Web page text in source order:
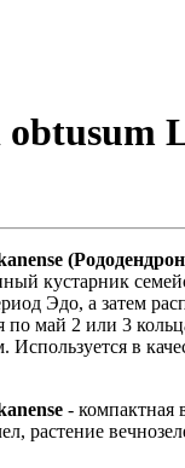
кустарник
Эдо, а затем
по май 2 или 3
Используется в
- компактная
растение